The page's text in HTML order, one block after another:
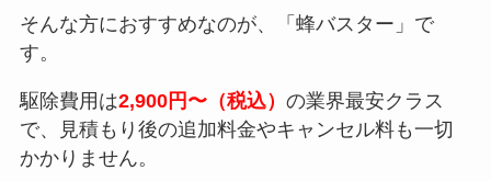
そんな方におすすめなのが、「蜂バスター」で
す。
駆除費用は2,900円〜（税込） の業界最安クラス
で、見積もり後の追加料金やキャンセル料も一切
かかりません。